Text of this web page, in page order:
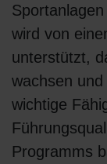
wird von
unterstützt,
wachsen
wichtige
Programms